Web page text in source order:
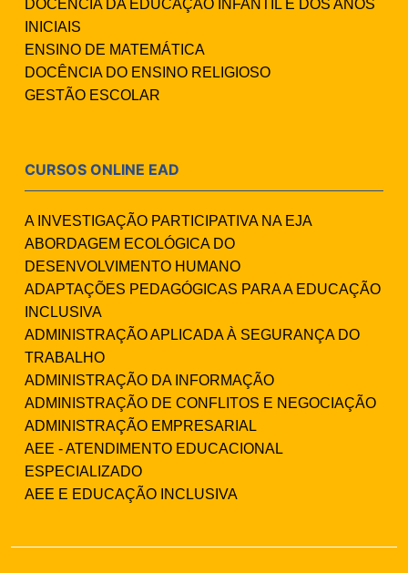
DOCÊNCIA DA EDUCAÇÃO INFANTIL E DOS ANOS
INICIAIS
ENSINO DE MATEMÁTICA
DOCÊNCIA DO ENSINO RELIGIOSO
GESTÃO ESCOLAR
CURSOS ONLINE EAD
A INVESTIGAÇÃO PARTICIPATIVA NA EJA
ABORDAGEM ECOLÓGICA DO
DESENVOLVIMENTO HUMANO
ADAPTAÇÕES PEDAGÓGICAS PARA A EDUCAÇÃO
INCLUSIVA
ADMINISTRAÇÃO APLICADA À SEGURANÇA DO
TRABALHO
ADMINISTRAÇÃO DA INFORMAÇÃO
ADMINISTRAÇÃO DE CONFLITOS E NEGOCIAÇÃO
ADMINISTRAÇÃO EMPRESARIAL
AEE - ATENDIMENTO EDUCACIONAL
ESPECIALIZADO
AEE E EDUCAÇÃO INCLUSIVA